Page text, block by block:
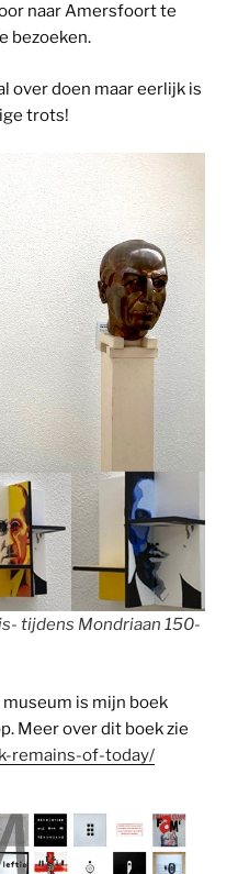
naar Amersfoort te
bezoeken.
over doen maar eerlijk is
trots!
tijdens Mondriaan 150-
is mijn boek
Meer over dit boek zie
remains-of-today/